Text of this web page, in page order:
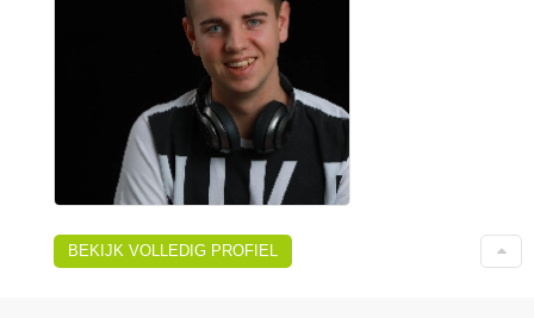
BEKIJK VOLLEDIG PROFIEL